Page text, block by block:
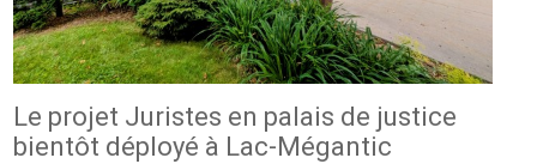
Le projet Juristes en palais de justice
bientôt déployé à Lac-Mégantic